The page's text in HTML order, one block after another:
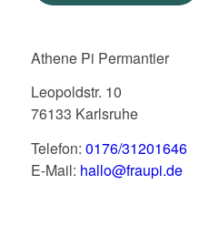
Athene Pi Permantier
Leopoldstr. 10
76133 Karlsruhe
Telefon: 0176/31201646
E-Mail: hallo@fraupi.de